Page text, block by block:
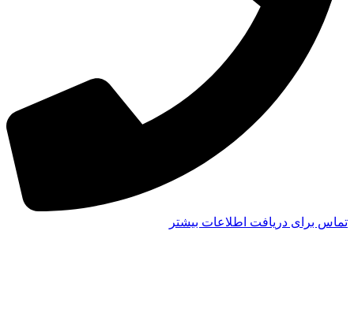
تماس برای دریافت اطلاعات بیشتر